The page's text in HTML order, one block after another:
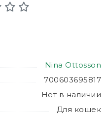
Nina Ottosson
700603695817
Нет в наличии
Для кошек